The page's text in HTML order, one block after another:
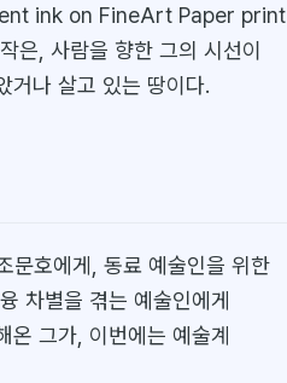
ink on FineArt Paper print
은, 사람을 향한 그의 시선이
거나 살고 있는 땅이다.
문호에게, 동료 예술인을 위한
차별을 겪는 예술인에게
온 그가, 이번에는 예술계